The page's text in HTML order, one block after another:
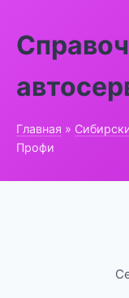
Главная »
Профи